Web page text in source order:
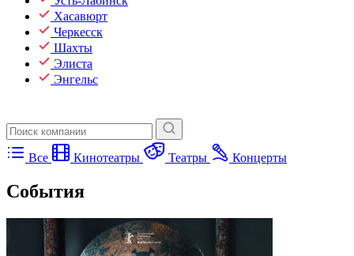
Хасавюрт
Черкесск
Шахты
Элиста
Энгельс
Все Кинотеатры Театры Концерты
События